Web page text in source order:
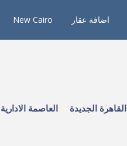
اضافة عقار New Cairo
القاهرة الجديدة العاصمة الادارية